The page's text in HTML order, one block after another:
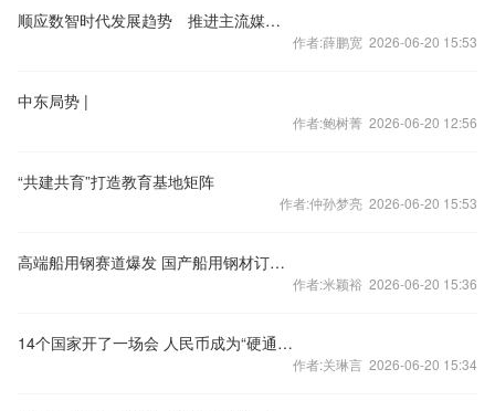
顺应数智时代发展趋势 推进主流媒体系统性变革
作者:薛鹏宽 2026-06-20 15:53
中东局势 |
作者:鲍树菁 2026-06-20 12:56
“共建共育”打造教育基地矩阵
作者:仲孙梦亮 2026-06-20 15:53
高端船用钢赛道爆发 国产船用钢材订单排到2028年
作者:米颖裕 2026-06-20 15:36
14个国家开了一场会 人民币成为“硬通货”
作者:关琳言 2026-06-20 15:34